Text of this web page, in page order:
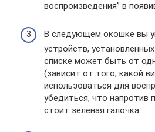
воспроизведения” в
В следующем окошке вы
устройств,
списке может быть от
(зависит от того, какой
использоваться для
убедиться, что напротив
стоит зеленая галочка.